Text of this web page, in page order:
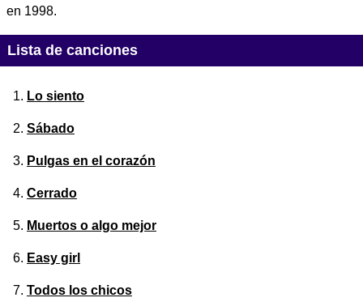
en 1998.
Lista de canciones
Lo siento
Sábado
Pulgas en el corazón
Cerrado
Muertos o algo mejor
Easy girl
Todos los chicos